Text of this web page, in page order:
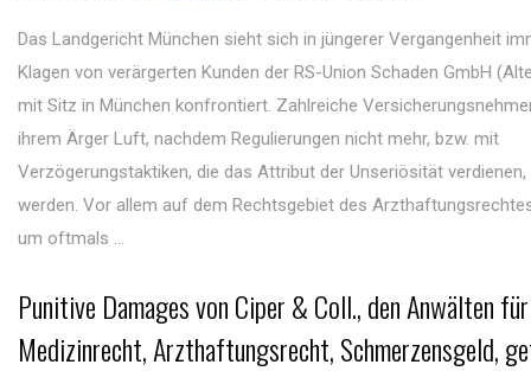
Das Landgericht München sieht sich in jüngerer Vergangenheit
Klagen von verärgerten Kunden der RS-Union Schaden GmbH
mit Sitz in München konfrontiert. Zahlreiche
ihrem Ärger Luft, nachdem Regulierungen nicht mehr, bzw. mit
Verzögerungstaktiken, die das Attribut der Unseriösität
werden. Vor allem auf dem Rechtsgebiet des
um oftmals ...
Punitive Damages von Ciper & Coll., den Anwälten für
Medizinrecht, Arzthaftungsrecht, Schmerzensgeld,